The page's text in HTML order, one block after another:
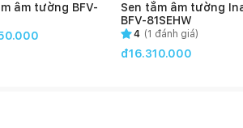
âm tường BFV-
Sen tắm âm tường
BFV-81SEHW
4 (1 đánh giá)
đ16.310.000